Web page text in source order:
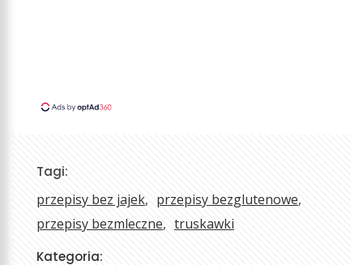
Tagi:
przepisy bez jajek
przepisy bezglutenowe
przepisy bezmleczne
truskawki
Kategoria: